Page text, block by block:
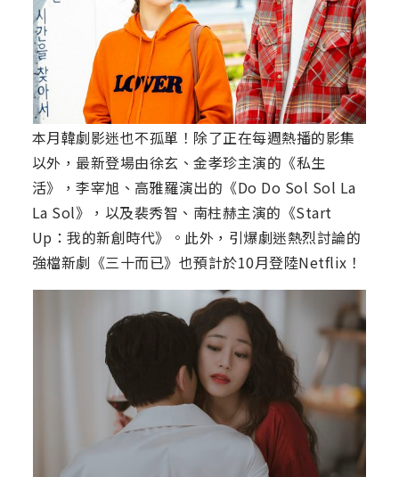
本月韓劇影迷也不孤單！除了正在每週熱播的影集
以外，最新登場由徐玄、金孝珍主演的《私生
活》，李宰旭、高雅羅演出的《Do Do Sol Sol La
La Sol》，以及裴秀智、南柱赫主演的《Start
Up：我的新創時代》。此外，引爆劇迷熱烈討論的
強檔新劇《三十而已》也預計於10月登陸Netflix！